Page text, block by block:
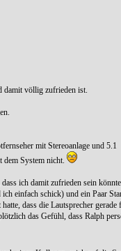
damit völlig zufrieden ist.
mit Stereoanlage und 5.1
dem System nicht.
ich damit zufrieden sein
einfach schick) und ein Paar
dass die Lautsprecher gerade
das Gefühl, dass Ralph